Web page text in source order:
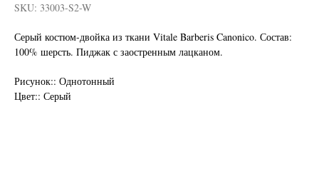
SKU: 33003-S2-W
Серый костюм-двойка из ткани Vitale Barberis Canonico. Состав:
100% шерсть. Пиджак с заостренным лацканом.
Рисунок:: Однотонный
Цвет:: Серый
костюм для офиса?